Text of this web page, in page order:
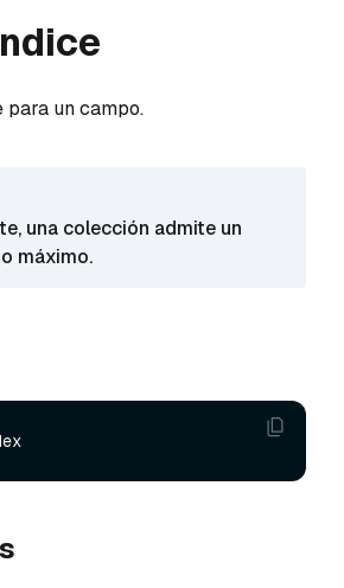
para un campo.
una colección admite un
máximo.